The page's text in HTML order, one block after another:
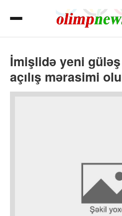
İmişlidə yeni
açılış mərasimi